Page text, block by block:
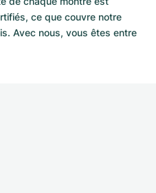
ce que couvre notre
Avec nous, vous êtes entre